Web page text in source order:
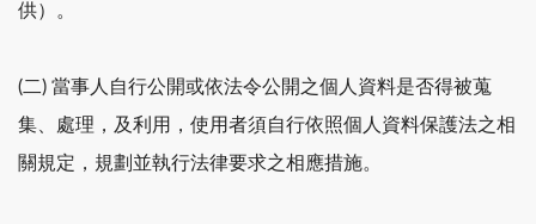
供）。
(二) 當事人自行公開或依法令公開之個人資料是否得被蒐
集、處理，及利用，使用者須自行依照個人資料保護法之相
關規定，規劃並執行法律要求之相應措施。